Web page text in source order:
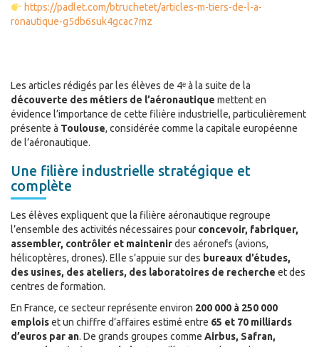
https://padlet.com/btruchetet/articles-m-tiers-de-l-a-
ronautique-g5db6suk4gcac7mz
Les articles rédigés par les élèves de 4ᵉ à la suite de la
découverte des métiers de l’aéronautique mettent en
évidence l’importance de cette filière industrielle, particulièrement
présente à Toulouse, considérée comme la capitale européenne
de l’aéronautique.
Une filière industrielle stratégique et
complète
Les élèves expliquent que la filière aéronautique regroupe
l’ensemble des activités nécessaires pour concevoir, fabriquer,
assembler, contrôler et maintenirdes aéronefs (avions,
hélicoptères, drones). Elle s’appuie sur des bureaux d’études,
des usines, des ateliers, des laboratoires de recherche et des
centres de formation.
En France, ce secteur représente environ 200 000 à 250 000
emploiset un chiffre d’affaires estimé entre 65 et 70 milliards
d’euros par an. De grands groupes comme Airbus, Safran,